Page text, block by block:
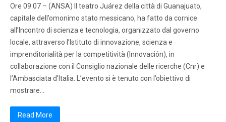
Ore 09.07 – (ANSA) Il teatro Juárez della città di Guanajuato,
capitale dell’omonimo stato messicano, ha fatto da cornice
all’Incontro di scienza e tecnologia, organizzato dal governo
locale, attraverso l’Istituto di innovazione, scienza e
imprenditorialità per la competitività (Innovación), in
collaborazione con il Consiglio nazionale delle ricerche (Cnr) e
l’Ambasciata d’Italia. L’evento si è tenuto con l’obiettivo di
mostrare…
Read More